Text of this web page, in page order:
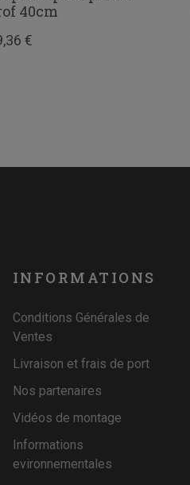
40cm
€
INFORMATIONS
Conditions Générales de
Ventes
Livraison et frais de port
Nos partenaires
Vidéos de montage
Informations
evironnementales